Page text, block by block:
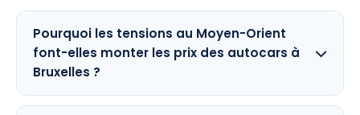
Pourquoi les tensions au Moyen-Orient
font-elles monter les prix des autocars à
Bruxelles ?